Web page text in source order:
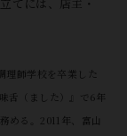
理師学校を卒業した
舌（ました）』で6年
める。2011年、富山